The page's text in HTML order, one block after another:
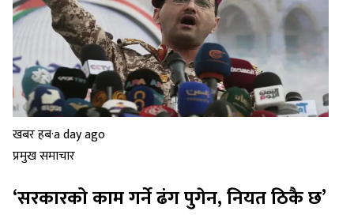
खबर हब·a day ago
प्रमुख समाचार
‘सरकारको काम गर्ने ढंग पुगेन, नियत ठिकै छ’